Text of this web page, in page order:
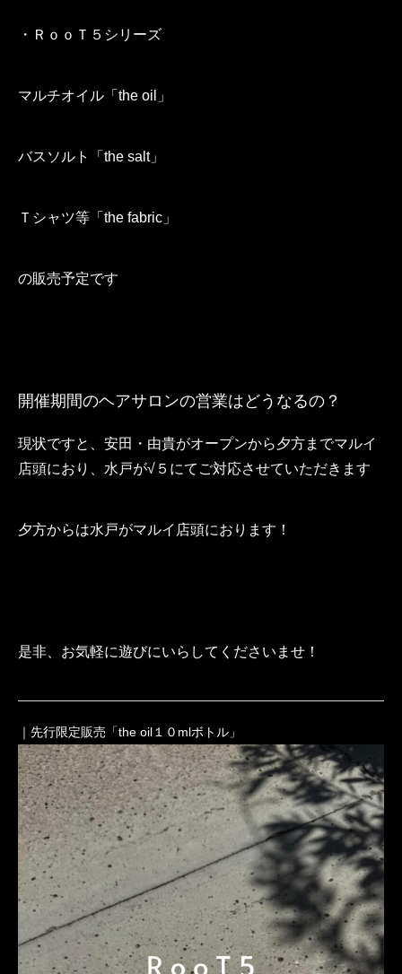
・ＲｏｏＴ５シリーズ
マルチオイル「the oil」
バスソルト「the salt」
Ｔシャツ等「the fabric」
の販売予定です
開催期間のヘアサロンの営業はどうなるの？
現状ですと、安田・由貴がオープンから夕方までマルイ
店頭におり、水戸が√５にてご対応させていただきます
夕方からは水戸がマルイ店頭におります！
是非、お気軽に遊びにいらしてくださいませ！
｜先行限定販売「the oil１０mlボトル」